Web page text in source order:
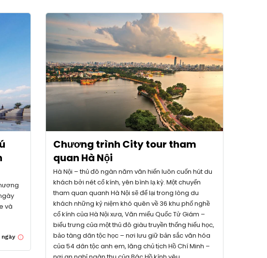
và
ngày
Chương trình City tour tham
quan Hà Nội
Hà Nội – thủ đô ngàn năm văn hiến luôn cuốn hút du
khách bởi nét cổ kính, yên bình lạ kỳ. Một chuyến
tham quan quanh Hà Nội sẽ để lại trong lòng du
khách những kỷ niệm khó quên về 36 khu phố nghề
cổ kính của Hà Nội xưa, Văn miếu Quốc Tử Giám –
biểu trưng của một thủ đô giàu truyền thống hiếu học,
bảo tàng dân tộc học – nơi lưu giữ bản sắc văn hóa
của 54 dân tộc anh em, lăng chủ tịch Hồ Chí Minh –